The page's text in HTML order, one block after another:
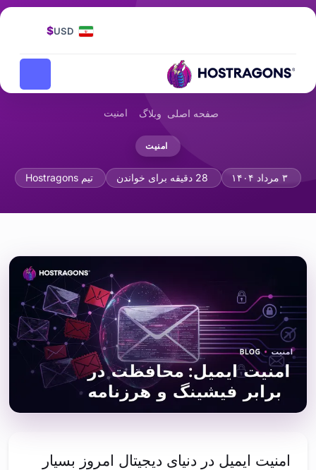
$USD
صفحه اصلی وبلاگ امنیت
امنیت
امنیت ایمیل: محافظت در برابر فیشینگ و
۳ مرداد ۱۴۰۴ 28 دقیقه برای خواندن تیم Hostragons
امنیت ایمیل در دنیای دیجیتال امروز بسیار